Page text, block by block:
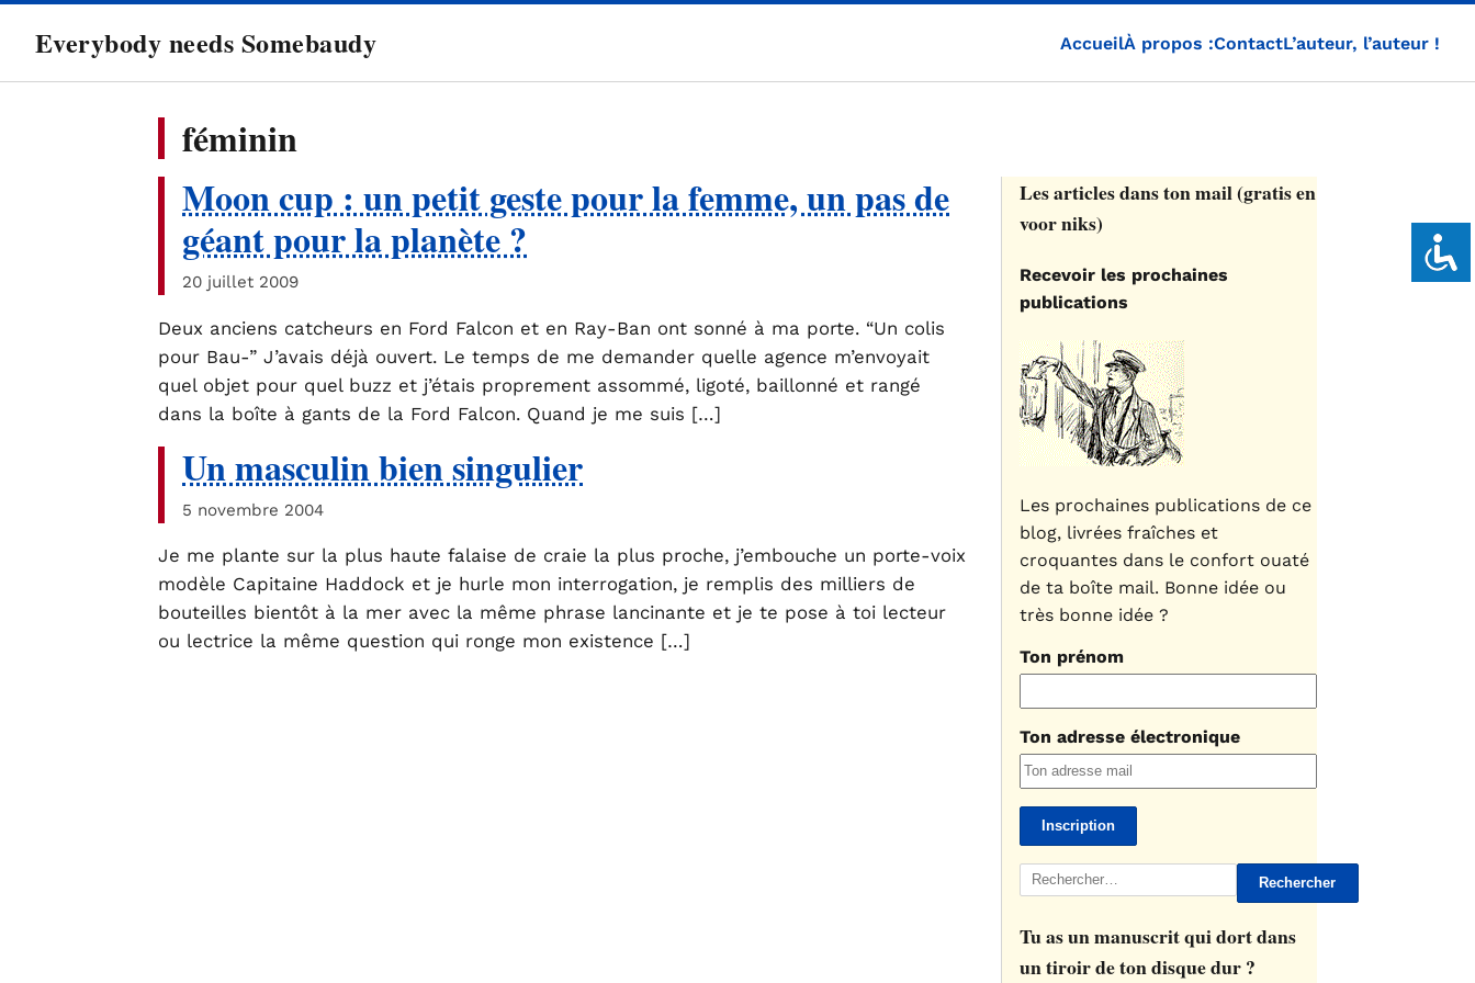
Everybody needs Somebaudy AccueilÀ propos :ContactL’auteur, l’auteur !
féminin
Moon cup : un petit geste pour la femme, un pas de
géant pour la planète ?
20 juillet 2009
Deux anciens catcheurs en Ford Falcon et en Ray-Ban ont sonné à ma porte. “Un colis
pour Bau-” J’avais déjà ouvert. Le temps de me demander quelle agence m’envoyait
quel objet pour quel buzz et j’étais proprement assommé, ligoté, baillonné et rangé
dans la boîte à gants de la Ford Falcon. Quand je me suis […]
Un masculin bien singulier
5 novembre 2004
Je me plante sur la plus haute falaise de craie la plus proche, j’embouche un porte-voix
modèle Capitaine Haddock et je hurle mon interrogation, je remplis des milliers de
bouteilles bientôt à la mer avec la même phrase lancinante et je te pose à toi lecteur
ou lectrice la même question qui ronge mon existence […]
Les articles dans ton mail (gratis en
voor niks)
Recevoir les prochaines
publications
Les prochaines publications de ce
blog, livrées fraîches et
croquantes dans le confort ouaté
de ta boîte mail. Bonne idée ou
très bonne idée ?
Ton prénom
Ton adresse électronique
Rechercher :
Tu as un manuscrit qui dort dans
un tiroir de ton disque dur ?